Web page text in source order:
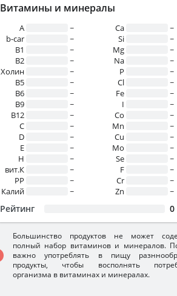
Витамины и минералы
A
~
b-car
~
В1
~
B2
~
Холин
~
B5
~
B6
~
B9
~
B12
~
C
~
D
~
E
~
H
~
вит.К
~
PP
~
Калий
~
Ca
~
Si
~
Mg
~
Na
~
P
~
Cl
~
Fe
~
I
~
Co
~
Mn
~
Cu
~
Mo
~
Se
~
F
~
Cr
~
Zn
~
Рейтинг 0
Большинство продуктов не может
полный набор витаминов и минералов.
важно употреблять в пищу
продукты, чтобы восполнять
организма в витаминах и минералах.